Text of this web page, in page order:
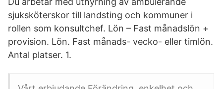
sjuksköterskor till landsting och kommuner i
rollen som konsultchef. Lön – Fast månadslön +
provision. Lön. Fast månads- vecko- eller timlön.
Antal platser. 1.